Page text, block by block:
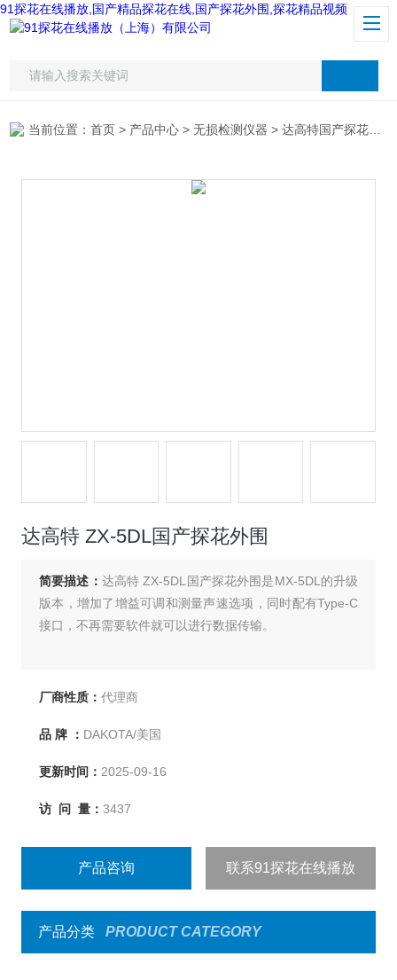
91探花在线播放,国产精品探花在线,国产探花外围,探花精品视频
当前位置：首页 > 产品中心 >无损检测仪器 >达高特国产探花外围
达高特 ZX-5DL国产探花外围
简要描述： 达高特 ZX-5DL国产探花外围是MX-5DL的升级
版本，增加了增益可调和测量声速选项，同时配有Type-C
接口，不再需要软件就可以进行数据传输。
厂商性质： 代理商
品 牌 ： DAKOTA/美国
更新时间： 2025-09-16
访 问 量： 3437
产品咨询 联系91探花在线播放
产品分类 PRODUCT CATEGORY